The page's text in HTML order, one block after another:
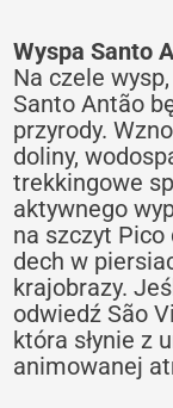
Wyspa Santo
Na czele
Santo Antão
przyrody.
doliny,
trekkingowe
aktywnego
na szczyt Pico
dech w
krajobrazy.
odwiedź São
która słynie z
animowanej